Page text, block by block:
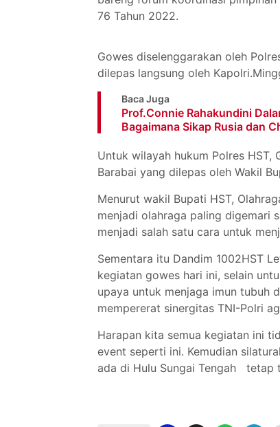
76 Tahun 2022.
Gowes diselenggarakan oleh
dilepas langsung oleh
Baca Juga
Prof.Connie Rahakundini
Bagaimana Sikap Rusia dan
Untuk wilayah hukum Polres
Barabai yang dilepas oleh Wakil
Menurut wakil Bupati HST,
menjadi olahraga paling digemari
menjadi salah satu cara untuk
Sementara itu Dandim 1002HST
kegiatan gowes hari ini, selain
upaya untuk menjaga imun tubuh
mempererat sinergitas TNI-Polri
Harapan kita semua kegiatan ini
event seperti ini. Kemudian
ada di Hulu Sungai Tengah tetap